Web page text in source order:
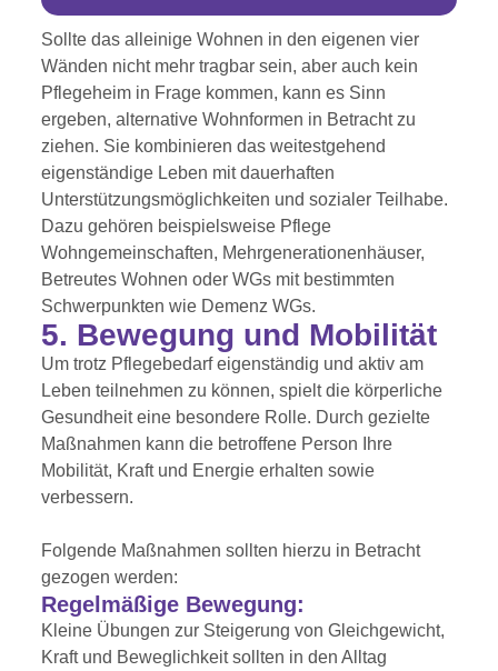
Sollte das alleinige Wohnen in den eigenen vier
Wänden nicht mehr tragbar sein, aber auch kein
Pflegeheim in Frage kommen, kann es Sinn
ergeben, alternative Wohnformen in Betracht zu
ziehen. Sie kombinieren das weitestgehend
eigenständige Leben mit dauerhaften
Unterstützungsmöglichkeiten und sozialer Teilhabe.
Dazu gehören beispielsweise Pflege
Wohngemeinschaften, Mehrgenerationenhäuser,
Betreutes Wohnen oder WGs mit bestimmten
Schwerpunkten wie Demenz WGs.
5. Bewegung und Mobilität
Um trotz Pflegebedarf eigenständig und aktiv am
Leben teilnehmen zu können, spielt die körperliche
Gesundheit eine besondere Rolle. Durch gezielte
Maßnahmen kann die betroffene Person Ihre
Mobilität, Kraft und Energie erhalten sowie
verbessern.
Folgende Maßnahmen sollten hierzu in Betracht
gezogen werden:
Regelmäßige Bewegung:
Kleine Übungen zur Steigerung von Gleichgewicht,
Kraft und Beweglichkeit sollten in den Alltag